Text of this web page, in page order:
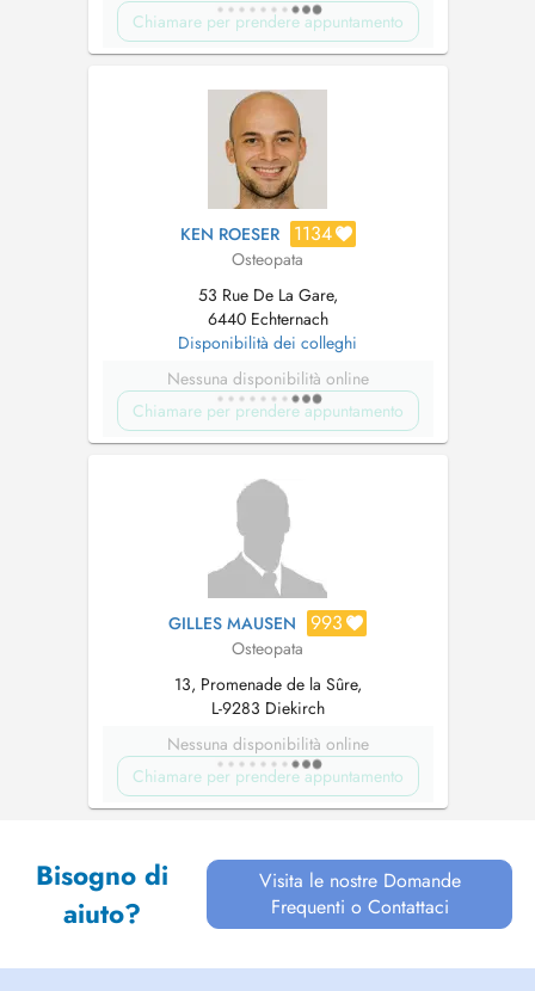
Chiamare per prendere appuntamento
KEN ROESER 1134
Osteopata
53 Rue De La Gare,
6440 Echternach
Disponibilità dei colleghi
Nessuna disponibilità online
Chiamare per prendere appuntamento
GILLES MAUSEN 993
Osteopata
13, Promenade de la Sûre,
L-9283 Diekirch
Nessuna disponibilità online
Chiamare per prendere appuntamento
Bisogno di
aiuto?
Visita le nostre Domande
Frequenti o Contattaci